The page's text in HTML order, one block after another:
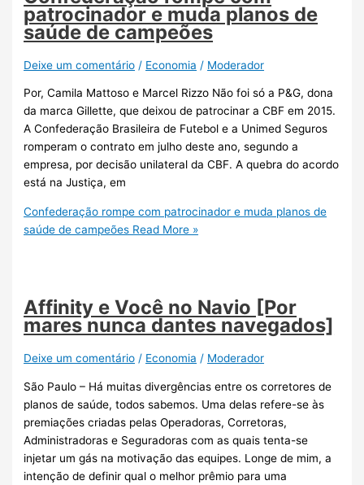
patrocinador e muda planos de
saúde de campeões
Deixe um comentário / Economia / Moderador
Por, Camila Mattoso e Marcel Rizzo Não foi só a P&G, dona
da marca Gillette, que deixou de patrocinar a CBF em 2015.
A Confederação Brasileira de Futebol e a Unimed Seguros
romperam o contrato em julho deste ano, segundo a
empresa, por decisão unilateral da CBF. A quebra do acordo
está na Justiça, em
Confederação rompe com patrocinador e muda planos de
saúde de campeões Read More »
Affinity e Você no Navio [Por
mares nunca dantes navegados]
Deixe um comentário / Economia / Moderador
São Paulo – Há muitas divergências entre os corretores de
planos de saúde, todos sabemos. Uma delas refere-se às
premiações criadas pelas Operadoras, Corretoras,
Administradoras e Seguradoras com as quais tenta-se
injetar um gás na motivação das equipes. Longe de mim, a
intenção de definir qual o melhor prêmio para uma